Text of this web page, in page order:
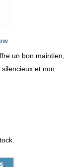
un bon maintien,
et non